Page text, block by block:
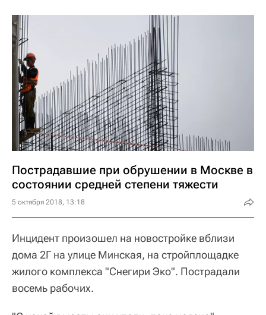
Пострадавшие при обрушении в Москве в
состоянии средней степени тяжести
5 октября 2018, 13:18
Инцидент произошел на новостройке вблизи
дома 2Г на улице Минская, на стройплощадке
жилого комплекса "Снегири Эко". Пострадали
восемь рабочих.